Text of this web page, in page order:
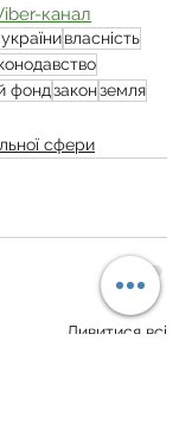
канал
власність
фондзаконземля
сфери
Дивитися всі